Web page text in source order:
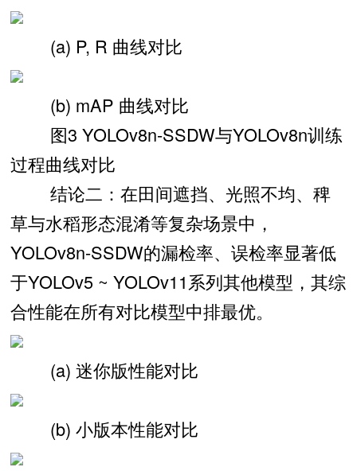
(a) P, R 曲线对比
(b) mAP 曲线对比
图3 YOLOv8n-SSDW与YOLOv8n训练
过程曲线对比
结论二：在田间遮挡、光照不均、稗
草与水稻形态混淆等复杂场景中，
YOLOv8n-SSDW的漏检率、误检率显著低
于YOLOv5 ~ YOLOv11系列其他模型，其综
合性能在所有对比模型中排最优。
(a) 迷你版性能对比
(b) 小版本性能对比